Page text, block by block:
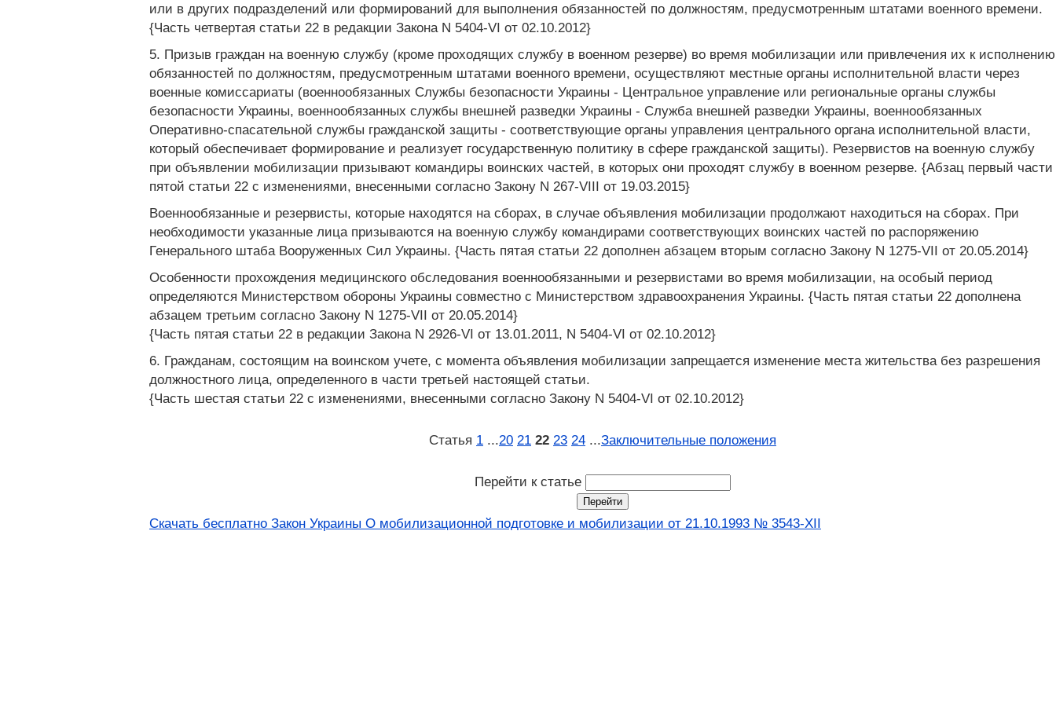
или в других подразделений или формирований для выполнения обязанностей по должностям, предусмотренным штатами военного времени.
{Часть четвертая статьи 22 в редакции Закона N 5404-VI от 02.10.2012}
5. Призыв граждан на военную службу (кроме проходящих службу в военном резерве) во время мобилизации или привлечения их к исполнению
обязанностей по должностям, предусмотренным штатами военного времени, осуществляют местные органы исполнительной власти через
военные комиссариаты (военнообязанных Службы безопасности Украины - Центральное управление или региональные органы службы
безопасности Украины, военнообязанных службы внешней разведки Украины - Служба внешней разведки Украины, военнообязанных
Оперативно-спасательной службы гражданской защиты - соответствующие органы управления центрального органа исполнительной власти,
который обеспечивает формирование и реализует государственную политику в сфере гражданской защиты). Резервистов на военную службу
при объявлении мобилизации призывают командиры воинских частей, в которых они проходят службу в военном резерве. {Абзац первый части
пятой статьи 22 с изменениями, внесенными согласно Закону N 267-VIII от 19.03.2015}
Военнообязанные и резервисты, которые находятся на сборах, в случае объявления мобилизации продолжают находиться на сборах. При
необходимости указанные лица призываются на военную службу командирами соответствующих воинских частей по распоряжению
Генерального штаба Вооруженных Сил Украины. {Часть пятая статьи 22 дополнен абзацем вторым согласно Закону N 1275-VII от 20.05.2014}
Особенности прохождения медицинского обследования военнообязанными и резервистами во время мобилизации, на особый период
определяются Министерством обороны Украины совместно с Министерством здравоохранения Украины. {Часть пятая статьи 22 дополнена
абзацем третьим согласно Закону N 1275-VII от 20.05.2014}
{Часть пятая статьи 22 в редакции Закона N 2926-VI от 13.01.2011, N 5404-VI от 02.10.2012}
6. Гражданам, состоящим на воинском учете, с момента объявления мобилизации запрещается изменение места жительства без разрешения
должностного лица, определенного в части третьей настоящей статьи.
{Часть шестая статьи 22 с изменениями, внесенными согласно Закону N 5404-VI от 02.10.2012}
Статья 1 ...20 21 22 23 24 ...Заключительные положения
Перейти к статье
Скачать бесплатно Закон Украины О мобилизационной подготовке и мобилизации от 21.10.1993 № 3543-XII